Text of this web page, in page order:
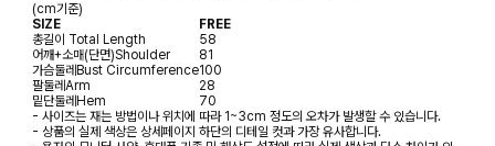
(cm기준)
SIZE
FREE
총길이 Total Length
58
어깨+소매(단면)Shoulder
81
가슴둘레 Bust Circumference100
팔둘레 Arm
28
밑단둘레 Hem
70
- 사이즈는 재는 방법이나 위치에 따라 1~3cm 정도의 오차가 발생할 수 있습니다.
- 상품의 실제 색상은 상세페이지 하단의 디테일 컷과 가장 유사합니다.